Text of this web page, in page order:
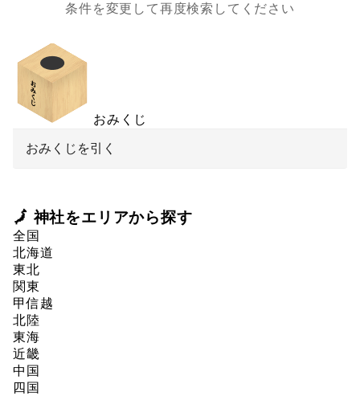
条件を変更して再度検索してください
おみくじ
おみくじを引く
🗾 神社をエリアから探す
全国
北海道
東北
関東
甲信越
北陸
東海
近畿
中国
四国